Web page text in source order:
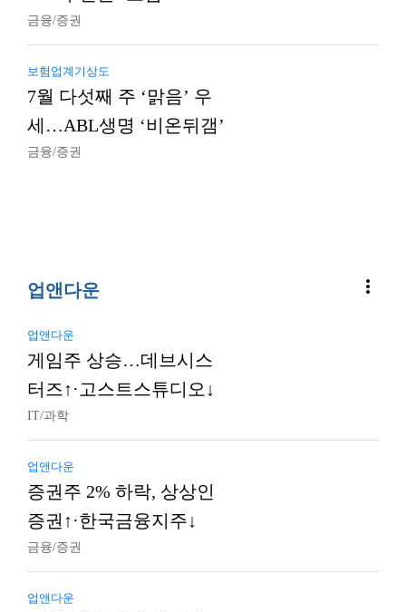
금융/증권
보험업계기상도
7월 다섯째 주 ‘맑음’ 우
세…ABL생명 ‘비온뒤갬’
금융/증권
업앤다운 more_vert
업앤다운
게임주 상승…데브시스
터즈↑·고스트스튜디오↓
IT/과학
업앤다운
증권주 2% 하락, 상상인
증권↑·한국금융지주↓
금융/증권
업앤다운